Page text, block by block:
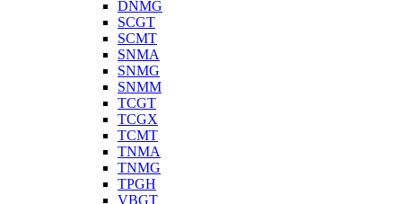
DNMG
SCGT
SCMT
SNMA
SNMG
SNMM
TCGT
TCGX
TCMT
TNMA
TNMG
TPGH
VBGT